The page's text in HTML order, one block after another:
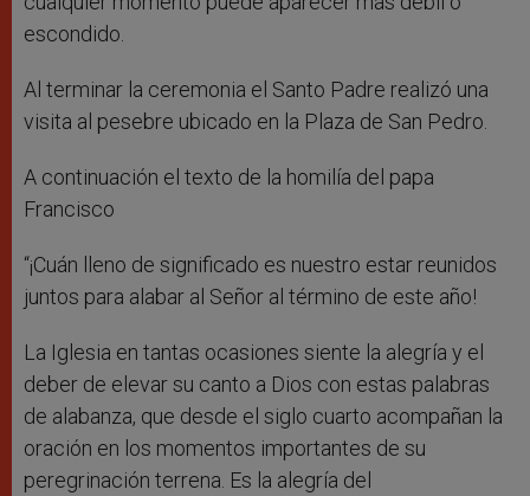
escondido.
Al terminar la ceremonia el Santo Padre realizó una
visita al pesebre ubicado en la Plaza de San Pedro.
A continuación el texto de la homilía del papa
Francisco
“¡Cuán lleno de significado es nuestro estar reunidos
juntos para alabar al Señor al término de este año!
La Iglesia en tantas ocasiones siente la alegría y el
deber de elevar su canto a Dios con estas palabras
de alabanza, que desde el siglo cuarto acompañan la
oración en los momentos importantes de su
peregrinación terrena. Es la alegría del